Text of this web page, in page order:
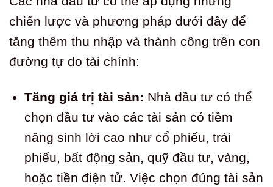
chiến lược và phương pháp dưới đây để
tăng thêm thu nhập và thành công trên con
đường tự do tài chính:
Tăng giá trị tài sản: Nhà đầu tư có thể
chọn đầu tư vào các tài sản có tiềm
năng sinh lời cao như cổ phiếu, trái
phiếu, bất động sản, quỹ đầu tư, vàng,
hoặc tiền điện tử. Việc chọn đúng tài sản